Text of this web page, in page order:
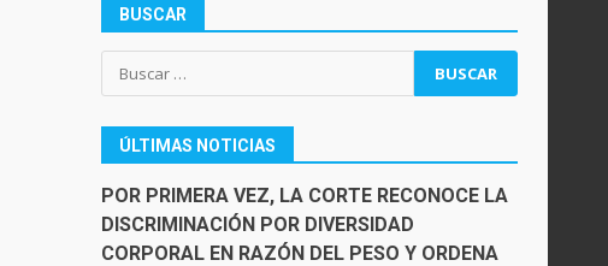
BUSCAR
Buscar:
ÚLTIMAS NOTICIAS
POR PRIMERA VEZ, LA CORTE RECONOCE LA
DISCRIMINACIÓN POR DIVERSIDAD
CORPORAL EN RAZÓN DEL PESO Y ORDENA